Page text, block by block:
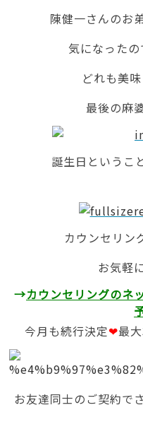
陳健一さんのお
気になったの
どれも美
最後の麻
誕生日というこ
カウンセリン
お気軽
→カウンセリングのネ
今月も続行決定❤最
お友達同士のご契約で